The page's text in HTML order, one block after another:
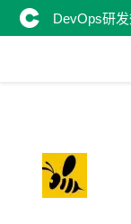
DevOps研